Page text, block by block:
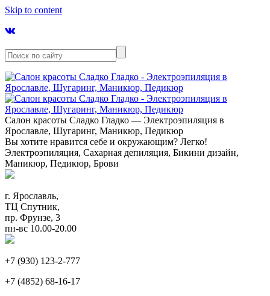
Skip to content
Салон красоты Сладко Гладко — Электроэпиляция в
Ярославле, Шугаринг, Маникюр, Педикюр
Вы хотите нравится себе и окружающим? Легко!
Электроэпиляция, Сахарная депиляция, Бикини дизайн,
Маникюр, Педикюр, Брови
г. Ярославль,
ТЦ Спутник,
пр. Фрунзе, 3
пн-вс 10.00-20.00
+7 (930) 123-2-777
+7 (4852) 68-16-17